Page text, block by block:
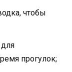
чтобы
прогулок;